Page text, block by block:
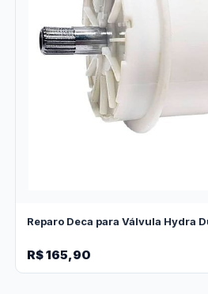
Reparo Deca para Válvula Hydra
R$ 165,90